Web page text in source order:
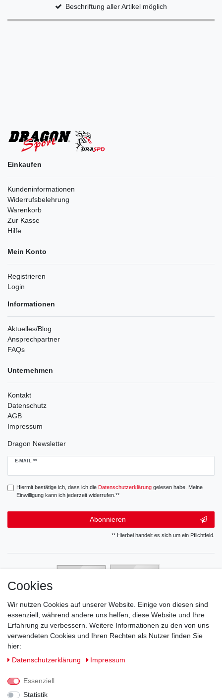
Beschriftung aller Artikel möglich
Einkaufen
Kundeninformationen
Widerrufsbelehrung
Warenkorb
Zur Kasse
Hilfe
Mein Konto
Registrieren
Login
Informationen
Aktuelles/Blog
Ansprechpartner
FAQs
Unternehmen
Kontakt
Datenschutz
AGB
Impressum
Dragon Newsletter
E-MAIL **
Newsletter
Hiermit bestätige ich, dass ich die Daten­schutz­erklärunggelesen habe. Meine
Einwilligung kann ich jederzeit widerrufen.**
Abonnieren
** Hierbei handelt es sich um ein Pflichtfeld.
Cookies
Wir nutzen Cookies auf unserer Website. Einige von diesen sind
essenziell, während andere uns helfen, diese Website und Ihre
Erfahrung zu verbessern. Weitere Informationen zu den von uns
verwendeten Cookies und Ihren Rechten als Nutzer finden Sie
hier:
Daten­schutz­erklärung
Impressum
Essenziell
Statistik